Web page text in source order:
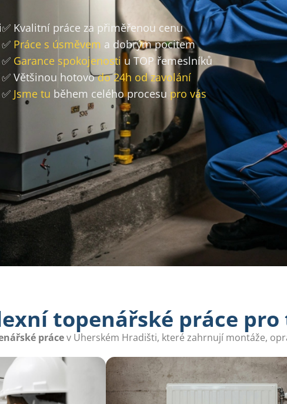
✅ Kvalitní práce za přiměřenou cenu
✅ Práce s úsměvem a dobrým pocitem
✅ Garance spokojenosti u TOP řemeslníků
✅ Většinou hotovodo 24h od zavolání
✅ Jsme tu během celého procesu pro vás
topenářské práce
prácev Uherském Hradišti, které zahrnují montáže,